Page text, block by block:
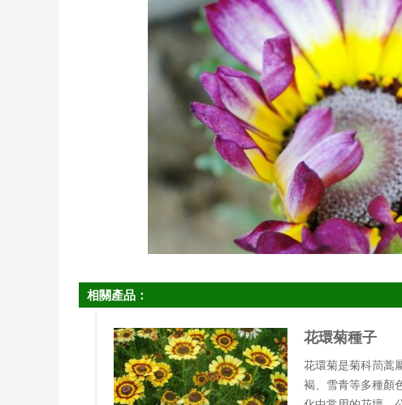
相關產品：
花環菊種子
花環菊是菊科茼蒿
褐、雪青等多種顏